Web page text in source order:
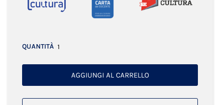
QUANTITÀ
AGGIUNGI AL CARRELLO